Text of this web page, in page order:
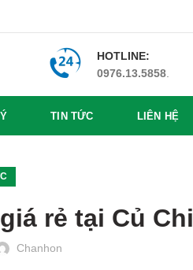
HOTLINE:
0976.13.5858
TIN TỨC LIÊN HỆ
rẻ tại Củ Chi
Chanhon